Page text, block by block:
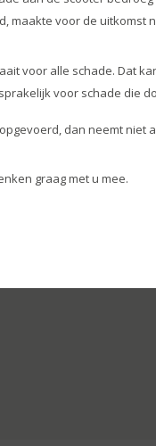
maakte voor de uitkomst
voor alle schade. Dat
voor schade die
dan neemt niet
graag met u mee.